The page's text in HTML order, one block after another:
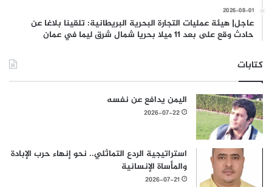
2026-08-01
عاجل| هيئة عمليات التجارة البحرية البريطانية: تلقينا بلاغا عن
حادث وقع على بعد 11 ميلا بحريا شمال شرق ليما في عمان
كتابات
اليمن يدافع عن نفسه
2026-07-22
استراتيجية الردع التماثلي.. نحو إنهاء حرب الإبادة
والمأساة الإنسانية
2026-07-21